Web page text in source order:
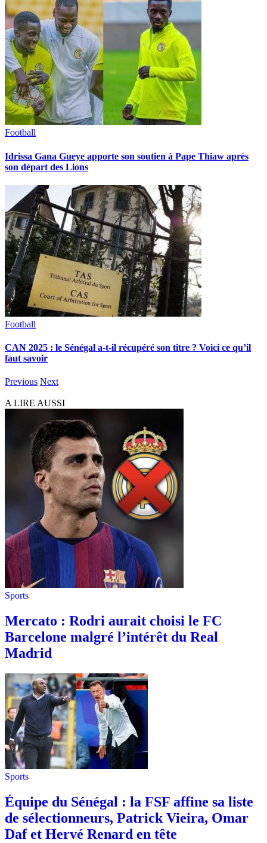
Football
Idrissa Gana Gueye apporte son soutien à Pape Thiaw après
son départ des Lions
Football
CAN 2025 : le Sénégal a-t-il récupéré son titre ? Voici ce qu’il
faut savoir
Previous Next
A LIRE AUSSI
Sports
Mercato : Rodri aurait choisi le FC
Barcelone malgré l’intérêt du Real
Madrid
Sports
Équipe du Sénégal : la FSF affine sa liste
de sélectionneurs, Patrick Vieira, Omar
Daf et Hervé Renard en tête